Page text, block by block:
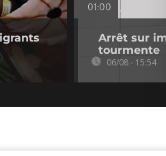
01:00
Arrêt sur
tourmente
06/08 - 15:54